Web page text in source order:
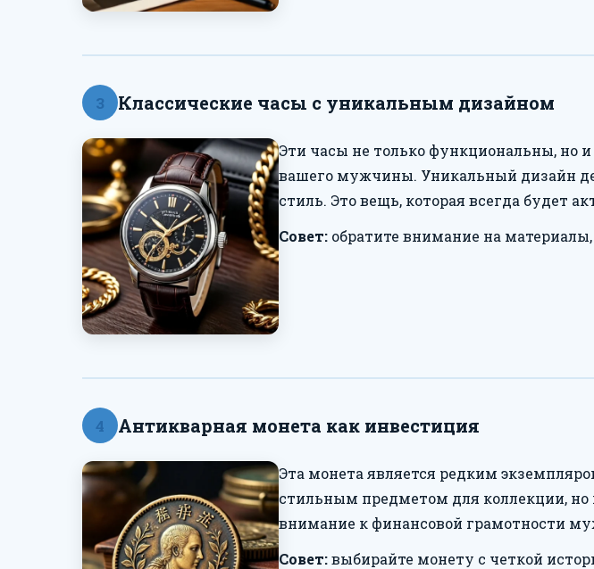
3 Классические часы с уникальным дизайном
Эти часы не только функциональны, но
вашего мужчины. Уникальный дизайн
стиль. Это вещь, которая всегда будет
Совет: обратите внимание на
4 Антикварная монета как инвестиция
Эта монета является редким
стильным предметом для коллекции, но
внимание к финансовой грамотности
Совет:выбирайте монету с четкой